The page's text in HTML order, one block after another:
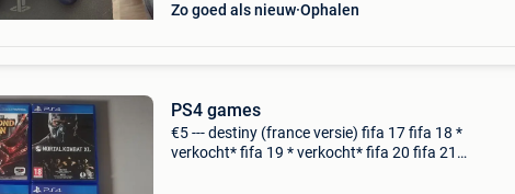
Zo goed als nieuw Ophalen
PS4 games
€5 --- destiny (france versie) fifa 17 fifa 18 *
verkocht* fifa 19 * verkocht* fifa 20 fifa 21